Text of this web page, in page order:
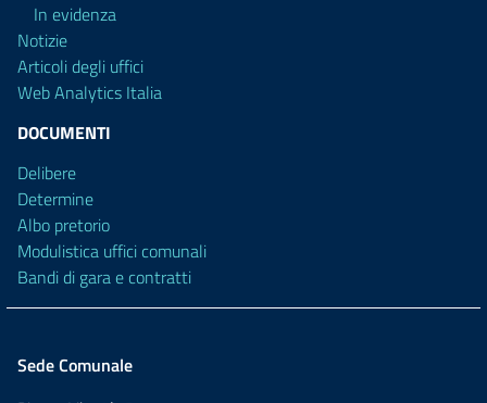
In evidenza
Notizie
Articoli degli uffici
Web Analytics Italia
DOCUMENTI
Delibere
Determine
Albo pretorio
Modulistica uffici comunali
Bandi di gara e contratti
Sede Comunale